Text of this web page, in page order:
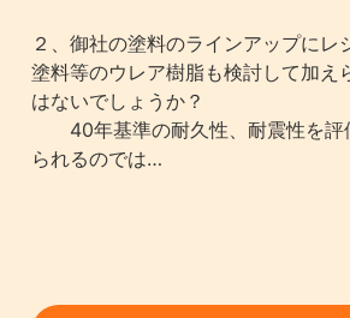
２、御社の塗料のラインアップにレ
塗料等のウレア樹脂も検討して加え
はないでしょうか？
40年基準の耐久性、耐震性を評
られるのでは…